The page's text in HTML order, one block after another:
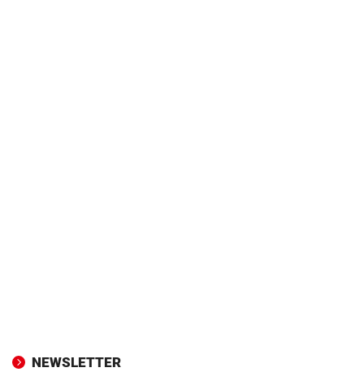
NEWSLETTER